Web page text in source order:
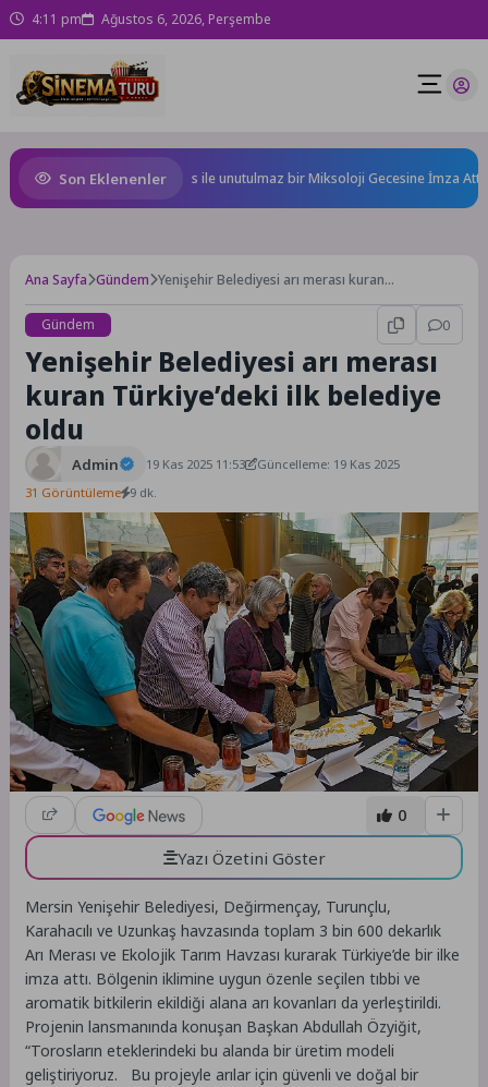
4:11 pm Ağustos 6, 2026, Perşembe
Son Eklenenler
bar Panda & Sons ile unutulmaz bir Miksoloji Gecesine İmza Attı
Ana Sayfa Gündem Yenişehir Belediyesi arı merası kuran
Gündem
0
Yenişehir Belediyesi arı merası
kuran Türkiye’deki ilk belediye
oldu
Admin 19 Kas 2025 11:53
Güncelleme: 19 Kas 2025
31 Görüntüleme 9 dk.
0
Yazı Özetini Göster
Mersin Yenişehir Belediyesi, Değirmençay, Turunçlu,
Karahacılı ve Uzunkaş havzasında toplam 3 bin 600 dekarlık
Arı Merası ve Ekolojik Tarım Havzası kurarak Türkiye’de bir ilke
imza attı. Bölgenin iklimine uygun özenle seçilen tıbbi ve
aromatik bitkilerin ekildiği alana arı kovanları da yerleştirildi.
Projenin lansmanında konuşan Başkan Abdullah Özyiğit,
“Torosların eteklerindeki bu alanda bir üretim modeli
geliştiriyoruz. Bu projeyle arılar için güvenli ve doğal bir